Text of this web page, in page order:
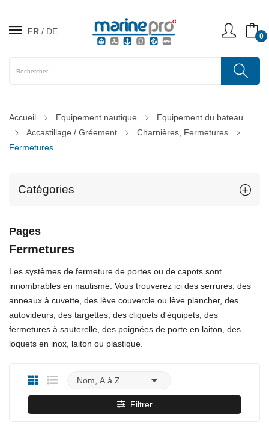
FR DE 0
Accueil Equipement nautique
Equipement du bateau
Accastillage / Gréement
Charnières, Fermetures
Fermetures
Catégories
Pages
Fermetures
Les systèmes de fermeture de portes ou de capots sont
innombrables en nautisme. Vous trouverez ici des serrures, des
anneaux à cuvette, des lève couvercle ou lève plancher, des
autovideurs, des targettes, des cliquets d'équipets, des
fermetures à sauterelle, des poignées de porte en laiton, des
loquets en inox, laiton ou plastique.
Nom, A à Z 
Filtrer